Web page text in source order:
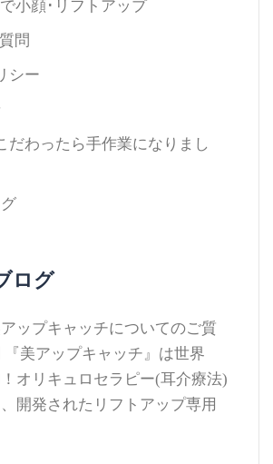
小顔･リフトアップ
問
シー
だわったら手作業になりまし
ログ
ップキャッチについてのご質
『美アップキャッチ』は世界
オリキュロセラピー(耳介療法)
開発されたリフトアップ専用